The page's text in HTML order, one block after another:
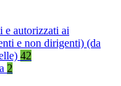
e autorizzati ai
e non dirigenti) (da
42
2